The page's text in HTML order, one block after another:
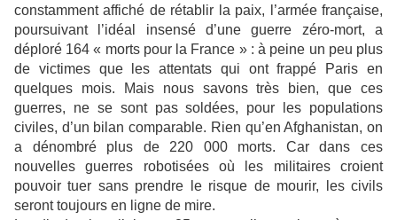
constamment affiché de rétablir la paix, l’armée française,
poursuivant l’idéal insensé d’une guerre zéro-mort, a
déploré 164 « morts pour la France » : à peine un peu plus
de victimes que les attentats qui ont frappé Paris en
quelques mois. Mais nous savons très bien, que ces
guerres, ne se sont pas soldées, pour les populations
civiles, d’un bilan comparable. Rien qu’en Afghanistan, on
a dénombré plus de 220 000 morts. Car dans ces
nouvelles guerres robotisées où les militaires croient
pouvoir tuer sans prendre le risque de mourir, les civils
seront toujours en ligne de mire.